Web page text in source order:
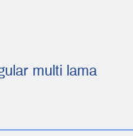
multi lama